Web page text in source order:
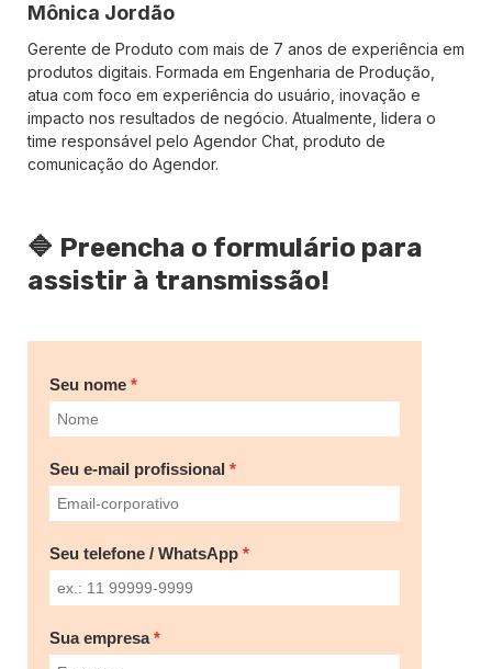
Mônica Jordão
Gerente de Produto com mais de 7 anos de experiência em
produtos digitais. Formada em Engenharia de Produção,
atua com foco em experiência do usuário, inovação e
impacto nos resultados de negócio. Atualmente, lidera o
time responsável pelo Agendor Chat, produto de
comunicação do Agendor.
🔷 Preencha o formulário para
assistir à transmissão!
Seu nome
Seu e-mail profissional
Seu telefone / WhatsApp
Sua empresa